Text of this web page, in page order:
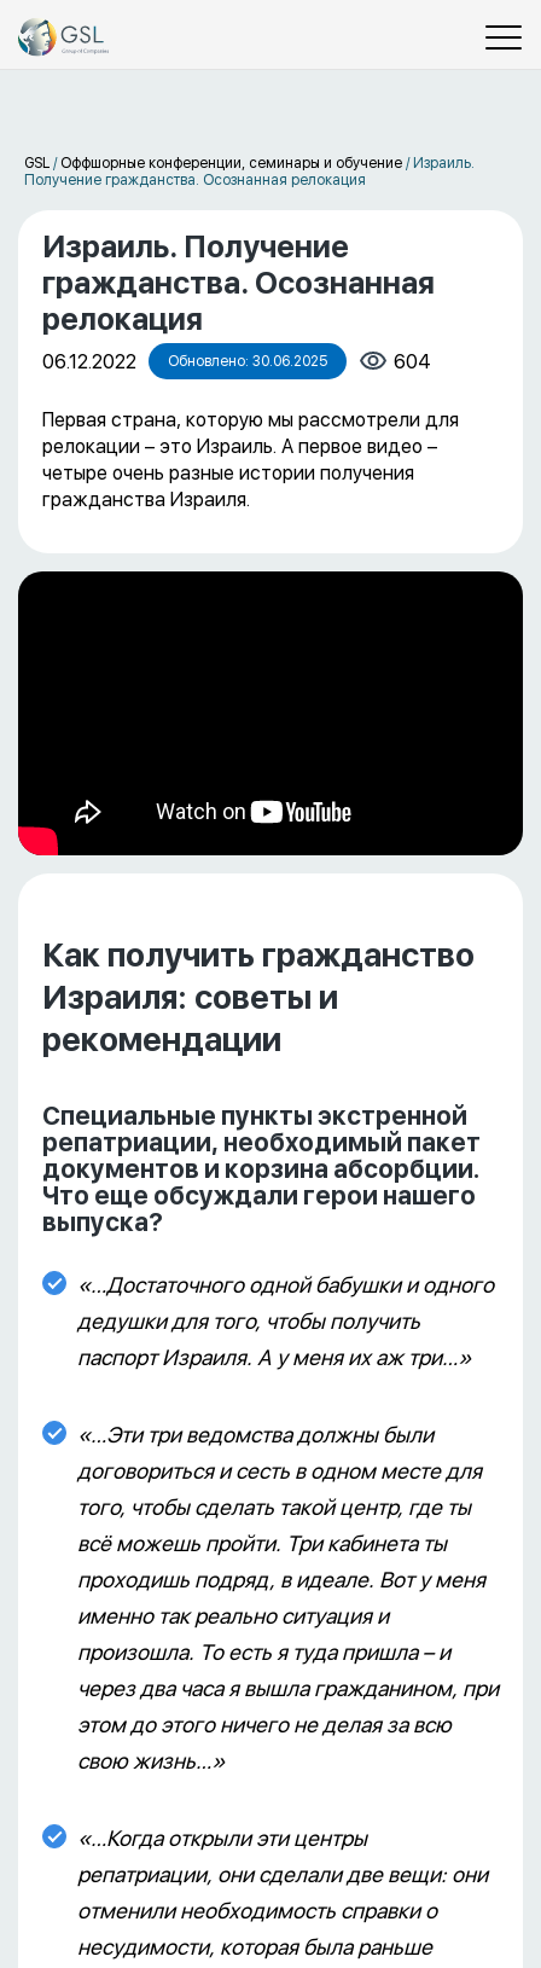
GSL / Оффшорные конференции, семинары и обучение / Израиль.
Получение гражданства. Осознанная релокация
Израиль. Получение
гражданства. Осознанная
релокация
06.12.2022 Обновлено: 30.06.2025 604
Первая страна, которую мы рассмотрели для
релокации – это Израиль. А первое видео –
четыре очень разные истории получения
гражданства Израиля.
Как получить гражданство
Израиля: советы и
рекомендации
Специальные пункты экстренной
репатриации, необходимый пакет
документов и корзина абсорбции.
Что еще обсуждали герои нашего
выпуска?
«…Достаточного одной бабушки и одного
дедушки для того, чтобы получить
паспорт Израиля. А у меня их аж три…»
«…Эти три ведомства должны были
договориться и сесть в одном месте для
того, чтобы сделать такой центр, где ты
всё можешь пройти. Три кабинета ты
проходишь подряд, в идеале. Вот у меня
именно так реально ситуация и
произошла. То есть я туда пришла – и
через два часа я вышла гражданином, при
этом до этого ничего не делая за всю
свою жизнь…»
«…Когда открыли эти центры
репатриации, они сделали две вещи: они
отменили необходимость справки о
несудимости, которая была раньше